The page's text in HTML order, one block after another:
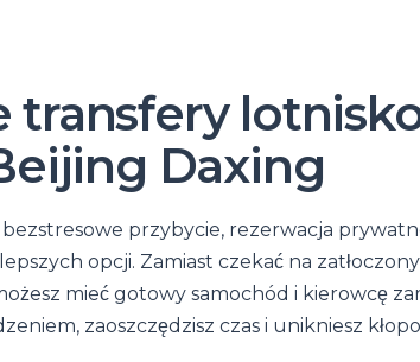
transfery
Daxing
bezstresowe przybycie, rezerwacja
opcji. Zamiast czekać na
mieć gotowy samochód i kierowcę
zaoszczędzisz czas i unikniesz